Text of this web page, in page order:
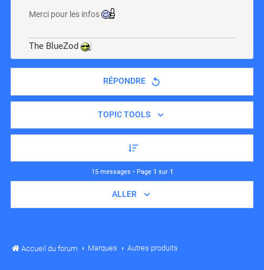
Merci pour les infos
The BlueZod
RÉPONDRE
TOPIC TOOLS
15 messages • Page 1 sur 1
ALLER
Accueil du forum Marques Autres produits